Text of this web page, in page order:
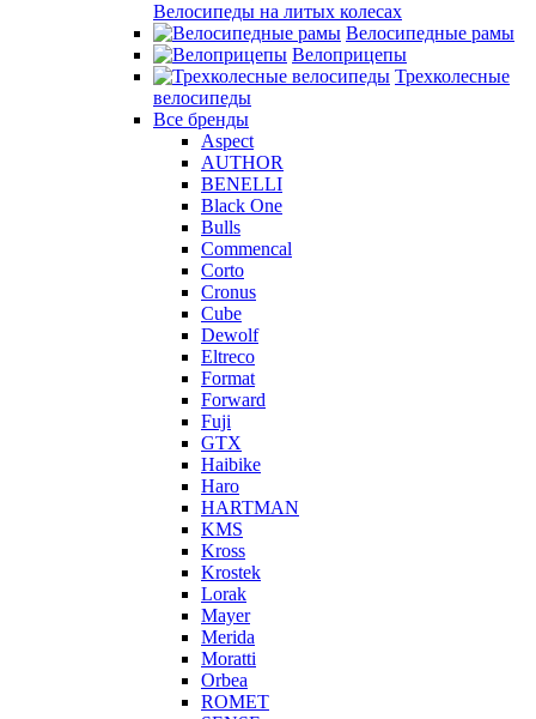
Велосипеды на литых колесах
Велосипедные рамы
Велоприцепы
Трехколесные
велосипеды
Все бренды
Aspect
AUTHOR
BENELLI
Black One
Bulls
Commencal
Corto
Cronus
Cube
Dewolf
Eltreco
Format
Forward
Fuji
GTX
Haibike
Haro
HARTMAN
KMS
Kross
Krostek
Lorak
Mayer
Merida
Moratti
Orbea
ROMET